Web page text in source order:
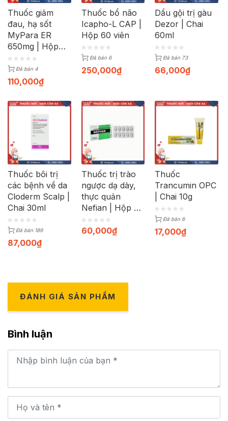
Thuốc giảm
đau, hạ sốt
MyPara ER
650mg | Hộp
100 viên
Đã bán 4
110,000₫
Thuốc bổ não
Icapho-L CAP |
Hộp 60 viên
Đã bán 6
250,000₫
Dầu gội trị gàu
Dezor | Chai
60ml
Đã bán 73
66,000₫
Thuốc bôi trị
các bệnh về da
Cloderm Scalp |
Chai 30ml
Đã bán 189
87,000₫
Thuốc trị trào
ngược dạ dày,
thực quản
Nefian | Hộp 30
viên
60,000₫
Thuốc
Trancumin OPC
| Chai 10g
Đã bán 6
17,000₫
ĐÁNH GIÁ SẢN PHẨM
Bình luận